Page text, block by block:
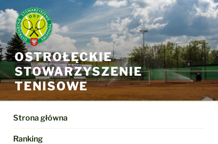
do
treści
OSTROŁĘCKIE
STOWARZYSZENIE
TENISOWE
Strona główna
Ranking